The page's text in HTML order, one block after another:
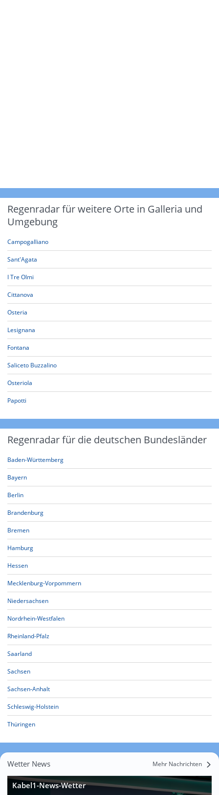
Regenradar für weitere Orte in Galleria und
Umgebung
Campogalliano
Sant'Agata
I Tre Olmi
Cittanova
Osteria
Lesignana
Fontana
Saliceto Buzzalino
Osteriola
Papotti
Regenradar für die deutschen Bundesländer
Baden-Württemberg
Bayern
Berlin
Brandenburg
Bremen
Hamburg
Hessen
Mecklenburg-Vorpommern
Niedersachsen
Nordrhein-Westfalen
Rheinland-Pfalz
Saarland
Sachsen
Sachsen-Anhalt
Schleswig-Holstein
Thüringen
Wetter News Mehr Nachrichten
Kabel1-News-Wetter